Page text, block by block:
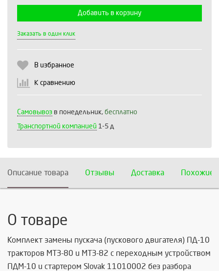
Добавить в корзину
Заказать в один клик
В избранное
К сравнению
Самовывоз в понедельник, бесплатно
Транспортной компанией 1-5 д
Описание товара Отзывы Доставка Похожие
О товаре
Комплект замены пускача (пускового двигателя) ПД-10
тракторов МТЗ-80 и МТЗ-82 с переходным устройством
ПДМ-10 и стартером Slovak 11010002 без разбора